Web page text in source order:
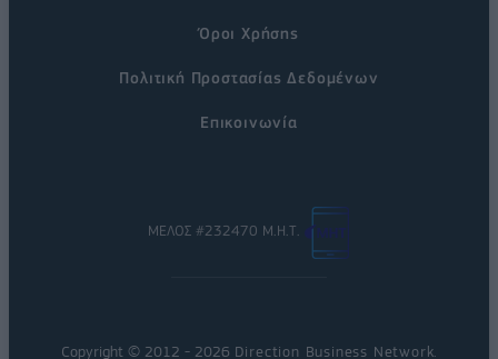
Όροι Χρήσης
Πολιτική Προστασίας Δεδομένων
Επικοινωνία
ΜΕΛΟΣ #232470 Μ.Η.Τ.
Copyright © 2012 - 2026 Direction Business Network